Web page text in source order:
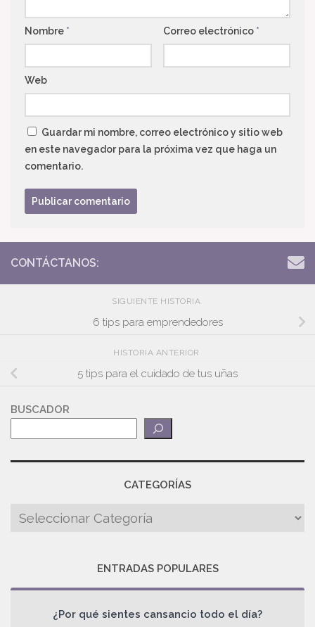
Nombre * Correo electrónico *
Web
Guardar mi nombre, correo electrónico y sitio web
en este navegador para la próxima vez que haga un
comentario.
CONTÁCTANOS:
SIGUIENTE HISTORIA
6 tips para emprendedores
HISTORIA ANTERIOR
5 tips para el cuidado de tus uñas
BUSCADOR
CATEGORÍAS
ENTRADAS POPULARES
¿Por qué sientes cansancio todo el día?